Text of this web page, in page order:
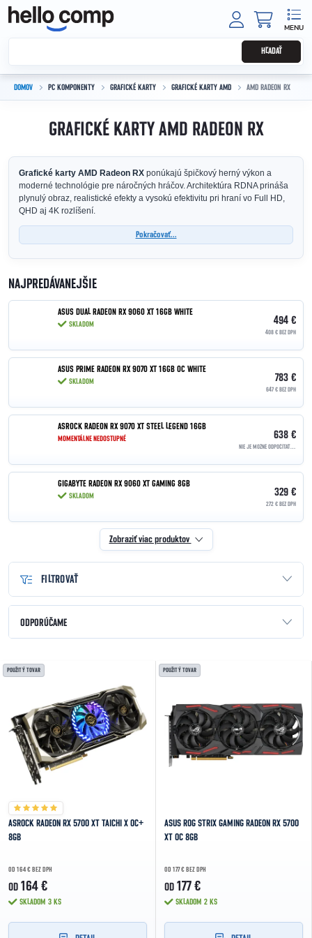
Prejsť na obsah
HĽADAŤ
DOMOV PC KOMPONENTY GRAFICKÉ KARTY GRAFICKÉ KARTY AMD AMD RADEON RX
GRAFICKÉ KARTY AMD RADEON RX
Grafické karty AMD Radeon RX ponúkajú špičkový herný výkon a
moderné technológie pre náročných hráčov. Architektúra RDNA prináša
plynulý obraz, realistické efekty a vysokú efektivitu pri hraní vo Full HD,
QHD aj 4K rozlíšení.
Pokračovať...
NAJPREDÁVANEJŠIE
ASUS DUAL RADEON RX 9060 XT 16GB WHITE
SKLADOM 494 €
408 € BEZ DPH
ASUS PRIME RADEON RX 9070 XT 16GB OC WHITE
SKLADOM 783 €
647 € BEZ DPH
ASROCK RADEON RX 9070 XT STEEL LEGEND 16GB
MOMENTÁLNE NEDOSTUPNÉ 638 €
GIGABYTE RADEON RX 9060 XT GAMING 8GB
SKLADOM 329 €
272 € BEZ DPH
Zobraziť viac produktov
FILTROVAŤ
Radenie produktov
ODPORÚČAME
NAJPREDÁVANEJŠIE
ABECEDNE
Výpis produktov
POUŽITÝ TOVAR
ASROCK RADEON RX 5700 XT TAICHI X OC+
8GB
OD 164 € BEZ DPH
OD 164 €
SKLADOM 3 KS
POUŽITÝ TOVAR
ASUS ROG STRIX GAMING RADEON RX 5700
XT OC 8GB
OD 177 € BEZ DPH
OD 177 €
SKLADOM 2 KS